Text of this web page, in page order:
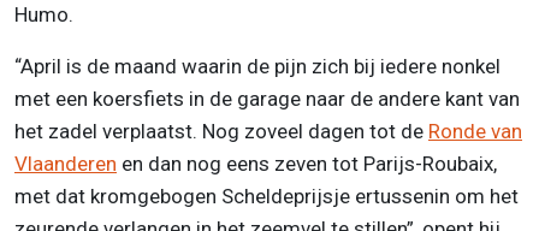
Humo.
“April is de maand waarin de pijn zich bij iedere nonkel
met een koersfiets in de garage naar de andere kant van
het zadel verplaatst. Nog zoveel dagen tot de Ronde van
Vlaanderen en dan nog eens zeven tot Parijs-Roubaix,
met dat kromgebogen Scheldeprijsje ertussenin om het